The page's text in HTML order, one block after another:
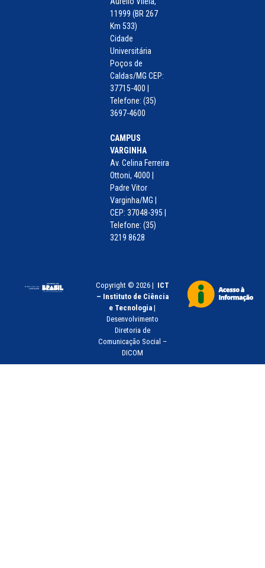
11999 (BR 267
Km 533)
Cidade
Universitária
Poços de
Caldas/MG CEP:
37715-400 |
Telefone: (35)
3697-4600
CAMPUS
VARGINHA
Av. Celina Ferreira
Ottoni, 4000 |
Padre Vitor
Varginha/MG |
CEP: 37048-395 |
Telefone: (35)
3219 8628
Copyright © 2026 | ICT
– Instituto de Ciência
e Tecnologia |
Desenvolvimento
Diretoria de
Comunicação Social –
DICOM